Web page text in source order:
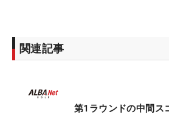
奈、左奈々も13位タイの好位置
いる。
地元・佐賀での凱旋Vを狙う権
13位タイでハーフターンしてい
関連記事
第1ラウンドの中間ス